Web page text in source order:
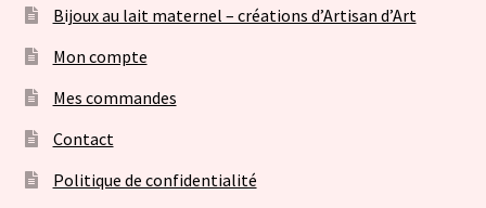
Bijoux au lait maternel – créations d’Artisan d’Art
Mon compte
Mes commandes
Contact
Politique de confidentialité